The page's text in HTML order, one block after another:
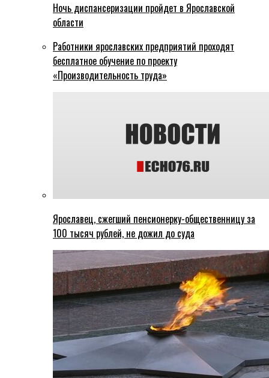
Ночь диспансеризации пройдет в Ярославской
области
Работники ярославских предприятий проходят
бесплатное обучение по проекту
«Производительность труда»
Ярославец, сжегший пенсионерку-общественницу за
100 тысяч рублей, не дожил до суда